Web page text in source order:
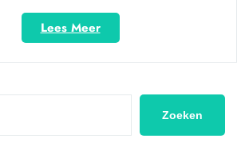
Lees Meer“Optimaal
genieten
van
beelden
4K-
Zoeken